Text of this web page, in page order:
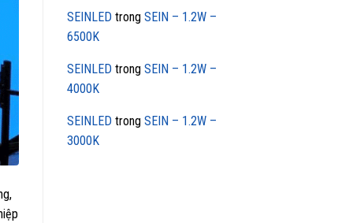
SEINLED trong SEIN – 1.2W –
6500K
SEINLED trong SEIN – 1.2W –
4000K
SEINLED trong SEIN – 1.2W –
3000K